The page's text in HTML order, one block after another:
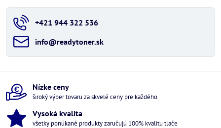
+421 944 322 536
info​@readytoner​.sk
Nízke ceny
široký výber tovaru za skvelé ceny pre každého
Vysoká kvalita
všetky ponúkané produkty zaručujú 100% kvalitu tlače